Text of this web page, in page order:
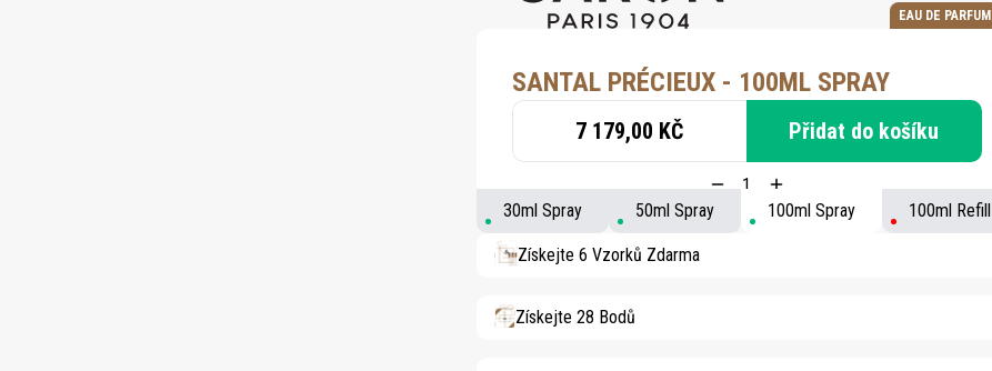
EAU DE PARFUM
SANTAL PRÉCIEUX - 100ML SPRAY
7 179,00 KČ Přidat do košíku
30ml Spray 50ml Spray 100ml Spray 100ml Refill
Získejte 6 Vzorků Zdarma
Získejte 28 Bodů